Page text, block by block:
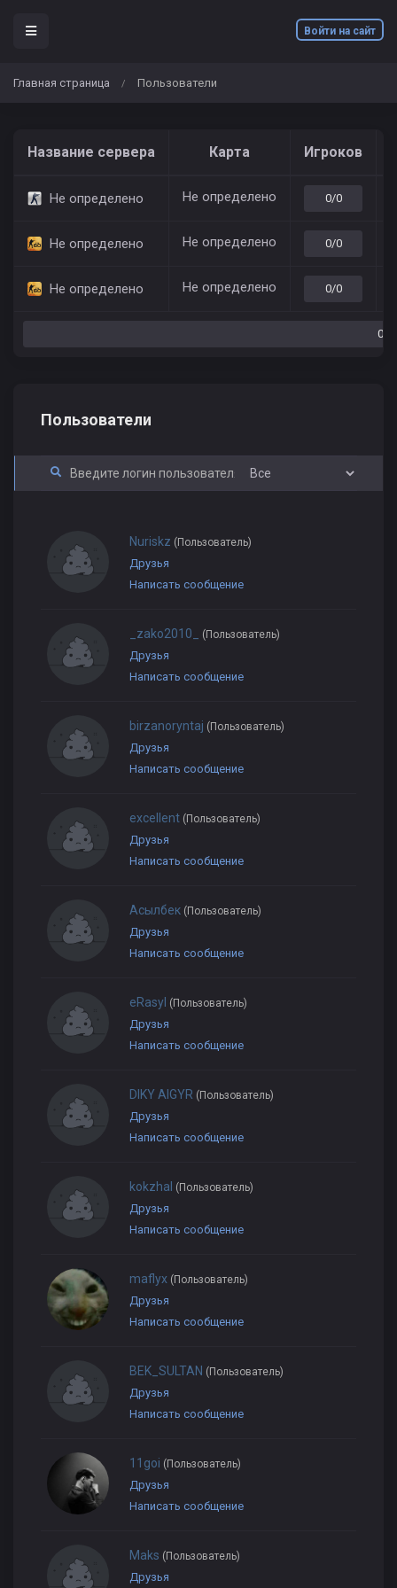
Войти на сайт
Главная страница / Пользователи
Название сервера Карта Игроков
Не определено Не определено 0/0
Не определено Не определено 0/0
Не определено Не определено 0/0
0/0
Пользователи
Nuriskz (Пользователь)
Друзья
Написать сообщение
_zako2010_ (Пользователь)
Друзья
Написать сообщение
birzanoryntaj (Пользователь)
Друзья
Написать сообщение
excellent (Пользователь)
Друзья
Написать сообщение
Асылбек (Пользователь)
Друзья
Написать сообщение
eRasyl (Пользователь)
Друзья
Написать сообщение
DIKY AIGYR (Пользователь)
Друзья
Написать сообщение
kokzhal (Пользователь)
Друзья
Написать сообщение
maflyx (Пользователь)
Друзья
Написать сообщение
BEK_SULTAN (Пользователь)
Друзья
Написать сообщение
11goi (Пользователь)
Друзья
Написать сообщение
Maks (Пользователь)
Друзья